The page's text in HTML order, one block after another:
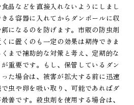
品などを直接入れないようにしまし
る容器に入れてからダンボールに収
になるのを防げます。市販の防虫剤
に置くのも一定の効果は期待できま
まで補助的な対策と考え、定期的な
重要です。もし、保管しているダン
た場合は、被害が拡大する前に迅速
虫や卵を吸い取り、可能であればダ
善です。殺虫剤を使用する場合は、